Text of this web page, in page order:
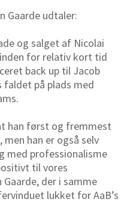
Gaarde udtaler:
og salget af Nicolai
for relativ kort tid
back up til Jacob
faldet på plads med
han først og fremmest
han er også selv
med professionalisme
til vores
der i samme
lukket for AaB’s